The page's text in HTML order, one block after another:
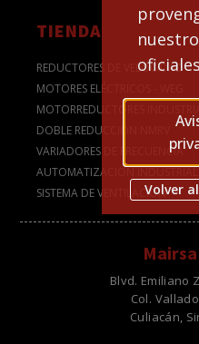
Volver
TIENDA
REDUCTORES DE VELOCIDAD
MOTORES ELÉCTRICOS - WEG
MOTORREDUCTORES
DOBLE REDUCCIÓN NMRV
VARIADORES DE FRECUENCIA
AUTOMATIZACION INDUSTRIAL
SISTEMA DE VENTILACION
Blvd. Emiliano
Col.
Culiacán,